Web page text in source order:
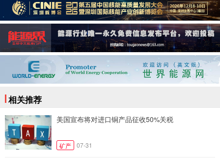
相关推荐
美国宣布将对进口铜产品征收50%关税
矿产 07-31